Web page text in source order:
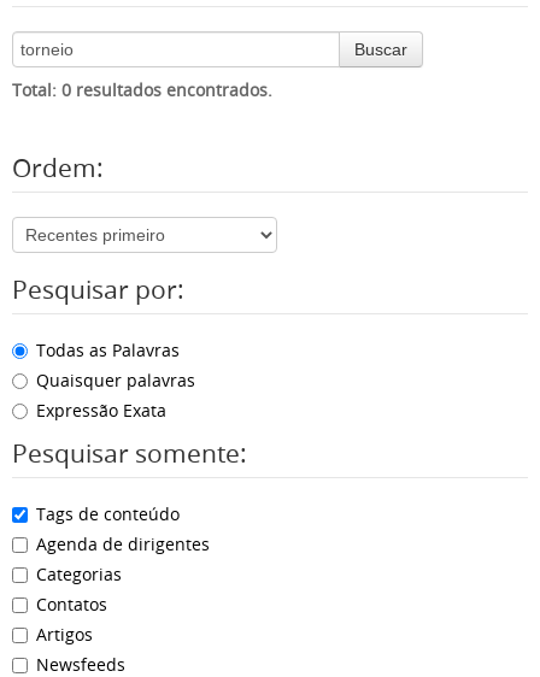
Buscar
Total: 0 resultados encontrados.
Ordem:
Pesquisar por:
Todas as Palavras
Quaisquer palavras
Expressão Exata
Pesquisar somente:
Tags de conteúdo
Agenda de dirigentes
Categorias
Contatos
Artigos
Newsfeeds